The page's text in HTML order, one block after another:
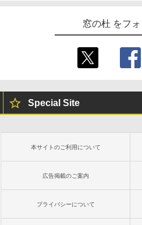
窓の杜 をフ
Special Site
本サイトのご利用について
広告掲載のご案内
プライバシーについて